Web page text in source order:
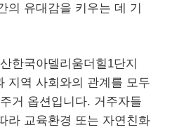
의 유대감을 키우는 데 기
한국아델리움더힐1단지
지역 사회와의 관계를 모두
거 옵션입니다. 거주자들
라 교육환경 또는 자연친화